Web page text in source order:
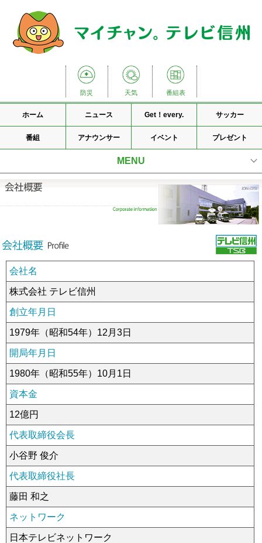
防災 天気 番組表
ホーム ニュース Get！every. サッカー
番組 アナウンサー イベント プレゼント
MENU
会社理念
放送番組基準
放送番組の種別
放送番組審議会
青少年向け番組
採用情報
中継局一覧
コンプライアンス憲章
テレビ信州人権方針
労務費転嫁の取り組み方針
個人情報保護への取り組み
視聴データの取扱いについて
情報セキュリティ基本方針
会社名
株式会社 テレビ信州
創立年月日
1979年（昭和54年）12月3日
開局年月日
1980年（昭和55年）10月1日
資本金
12億円
代表取締役会長
小谷野 俊介
代表取締役社長
藤田 和之
ネットワーク
日本テレビネットワーク